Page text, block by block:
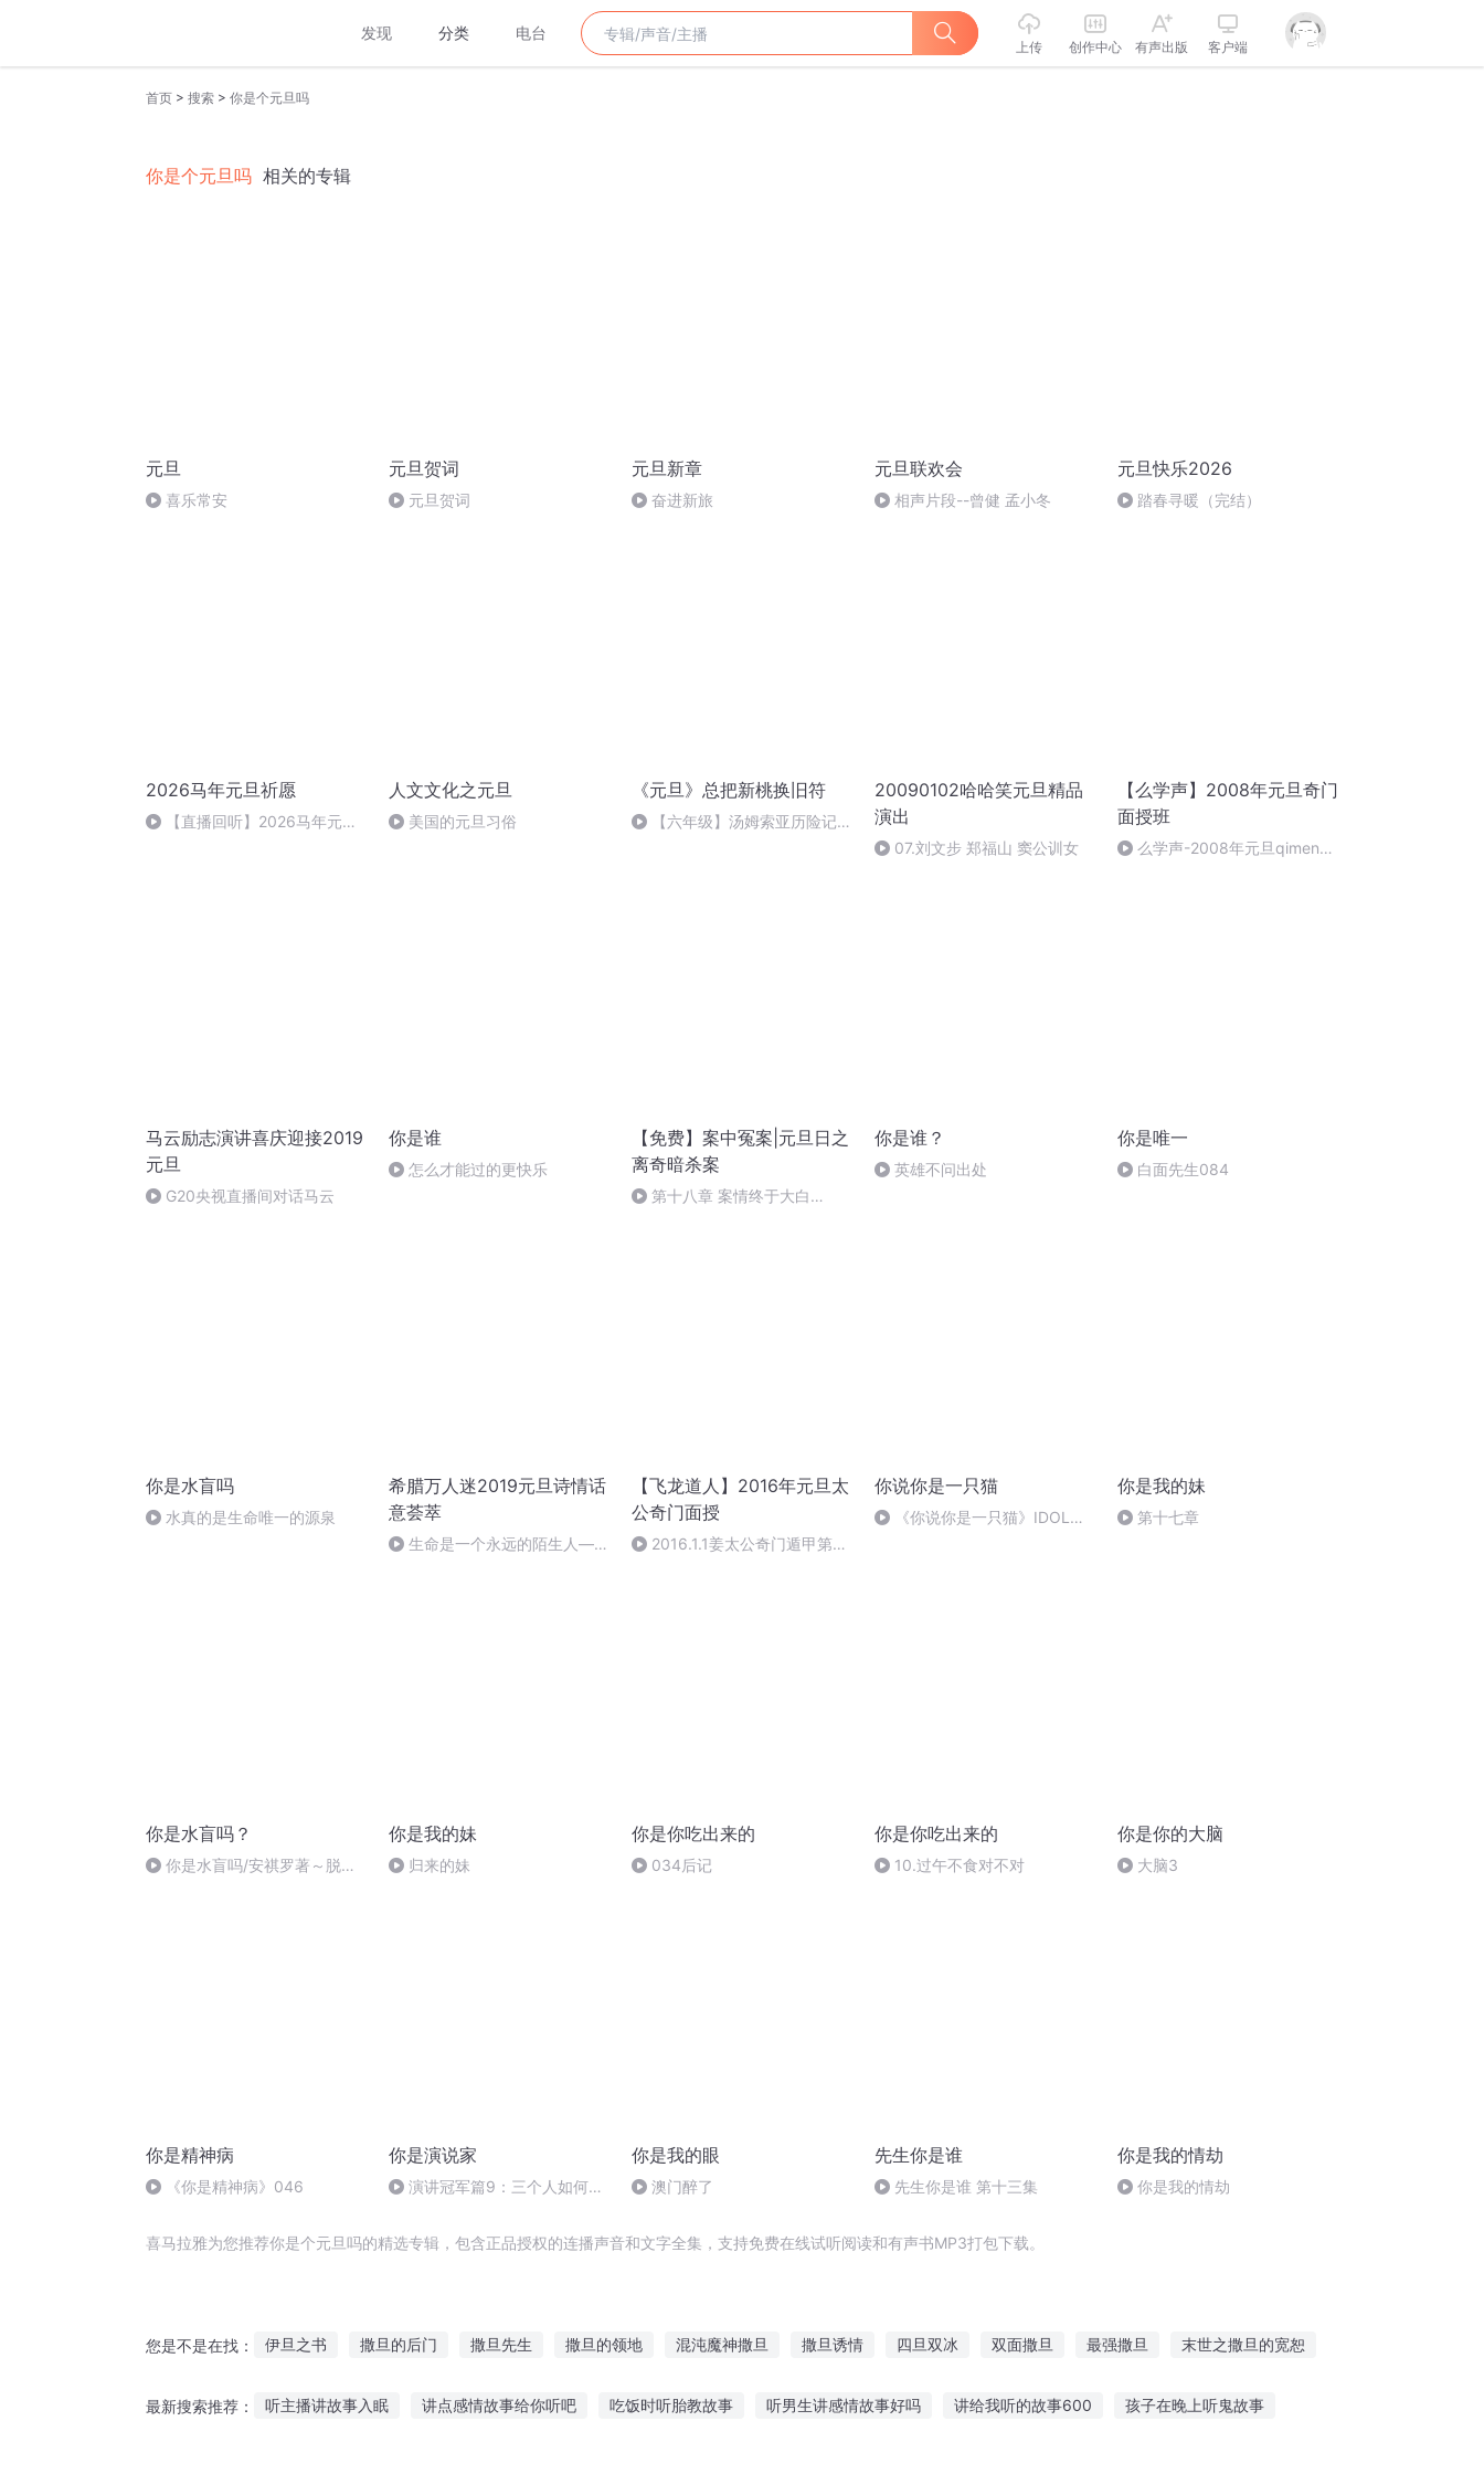
发现 分类 电台
上传 创作中心 有声出版 客户端
首页 > 搜索 > 你是个元旦吗
你是个元旦吗 相关的专辑
元旦
喜乐常安
元旦贺词
元旦贺词
元旦新章
奋进新旅
元旦联欢会
相声片段--曾健 孟小冬
元旦快乐2026
踏春寻暖（完结）
2026马年元旦祈愿
【直播回听】2026马年元旦
人文文化之元旦
美国的元旦习俗
《元旦》总把新桃换旧符
【六年级】汤姆索亚历险记
20090102哈哈笑元旦精品
演出
07.刘文步 郑福山 窦公训女
【么学声】2008年元旦奇门
面授班
么学声-2008年元旦qimen面
马云励志演讲喜庆迎接2019
元旦
G20央视直播间对话马云
你是谁
怎么才能过的更快乐
【免费】案中冤案|元旦日之
离奇暗杀案
第十八章 案情终于大白
你是谁？
英雄不问出处
你是唯一
白面先生084
你是水盲吗
水真的是生命唯一的源泉
希腊万人迷2019元旦诗情话
意荟萃
生命是一个永远的陌生人——
【飞龙道人】2016年元旦太
公奇门面授
2016.1.1姜太公奇门遁甲第一
你说你是一只猫
《你说你是一只猫》IDOL
你是我的妹
第十七章
你是水盲吗？
你是水盲吗/安祺罗著～脱水
你是我的妹
归来的妹
你是你吃出来的
034后记
你是你吃出来的
10.过午不食对不对
你是你的大脑
大脑3
你是精神病
《你是精神病》046
你是演说家
演讲冠军篇9：三个人如何准
你是我的眼
澳门醉了
先生你是谁
先生你是谁 第十三集
你是我的情劫
你是我的情劫
喜马拉雅为您推荐你是个元旦吗的精选专辑，包含正品授权的连播声音和文字全集，支持免费在线试听阅读和有声书MP3打包下载。
您是不是在找： 伊旦之书 撒旦的后门 撒旦先生 撒旦的领地 混沌魔神撒旦 撒旦诱情 四旦双冰 双面撒旦 最强撒旦 末世之撒旦的宽恕
最新搜索推荐： 听主播讲故事入眠 讲点感情故事给你听吧 吃饭时听胎教故事 听男生讲感情故事好吗 讲给我听的故事600 孩子在晚上听鬼故事